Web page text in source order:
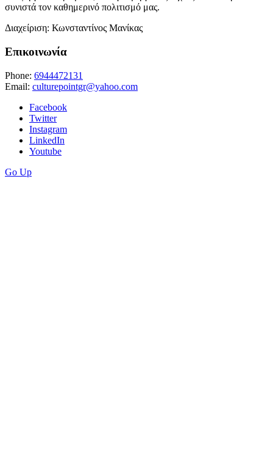
συνιστά τον καθημερινό πολιτισμό μας.
Διαχείριση: Κωνσταντίνος Μανίκας
Επικοινωνία
Phone: 6944472131
Email: culturepointgr@yahoo.com
Facebook
Twitter
Instagram
LinkedIn
Youtube
Go Up